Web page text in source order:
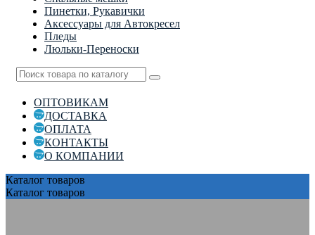
Пинетки, Рукавички
Аксессуары для Автокресел
Пледы
Люльки-Переноски
ОПТОВИКАМ
ДОСТАВКА
ОПЛАТА
КОНТАКТЫ
О КОМПАНИИ
Каталог товаров
Каталог товаров